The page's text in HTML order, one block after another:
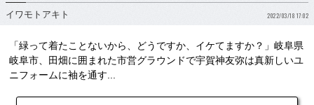
イワモトアキト 2022/03/18 17:02
「緑って着たことないから、どうですか、イケてますか？」岐阜県
岐阜市、田畑に囲まれた市営グラウンドで宇賀神友弥は真新しいユ
ニフォームに袖を通す...